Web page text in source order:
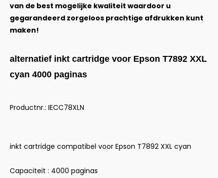
van de best mogelijke kwaliteit waardoor u
gegarandeerd zorgeloos prachtige afdrukken kunt
maken!
alternatief inkt cartridge voor Epson T7892 XXL
cyan 4000 paginas
Productnr.: IECC78XLN
inkt cartridge compatibel voor Epson T7892 XXL cyan
Capaciteit : 4000 paginas